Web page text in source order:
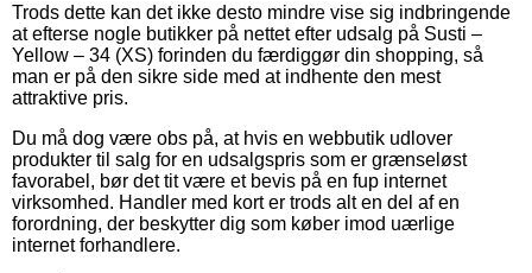
Trods dette kan det ikke desto mindre vise sig indbringende
at efterse nogle butikker på nettet efter udsalg på Susti –
Yellow – 34 (XS) forinden du færdiggør din shopping, så
man er på den sikre side med at indhente den mest
attraktive pris.
Du må dog være obs på, at hvis en webbutik udlover
produkter til salg for en udsalgspris som er grænseløst
favorabel, bør det tit være et bevis på en fup internet
virksomhed. Handler med kort er trods alt en del af en
forordning, der beskytter dig som køber imod uærlige
internet forhandlere.